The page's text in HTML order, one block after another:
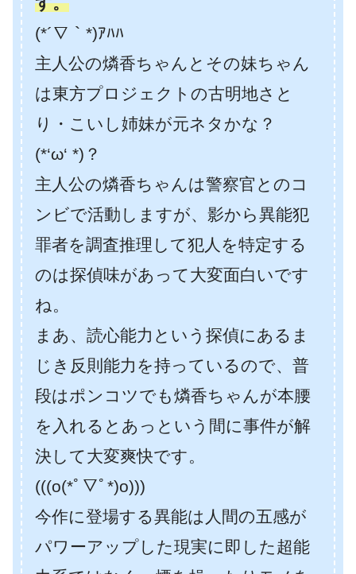
(*´∇｀*)ｱﾊﾊ
主人公の燐香ちゃんとその妹ちゃん
は東方プロジェクトの古明地さと
り・こいし姉妹が元ネタかな？
(*‘ω‘ *)？
主人公の燐香ちゃんは警察官とのコ
ンビで活動しますが、影から異能犯
罪者を調査推理して犯人を特定する
のは探偵味があって大変面白いです
ね。
まあ、読心能力という探偵にあるま
じき反則能力を持っているので、普
段はポンコツでも燐香ちゃんが本腰
を入れるとあっという間に事件が解
決して大変爽快です。
(((o(*ﾟ▽ﾟ*)o)))
今作に登場する異能は人間の五感が
パワーアップした現実に即した超能